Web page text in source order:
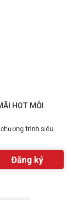
HOT MỖI
trình siêu